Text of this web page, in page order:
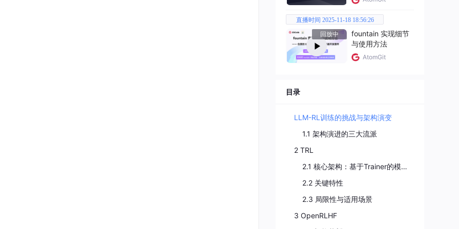
直播时间 2025-11-18 18:56:26
回放中
fountain 实现细节
与使用方法
AtomGit
目录
LLM-RL训练的挑战与架构演变
1.1 架构演进的三大流派
2 TRL
2.1 核心架构：基于Trainer的模块化设计
2.2 关键特性
2.3 局限性与适用场景
3 OpenRLHF